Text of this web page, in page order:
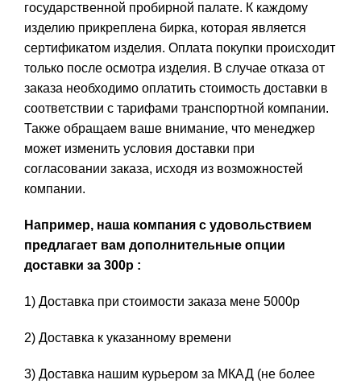
государственной пробирной палате. К каждому
изделию прикреплена бирка, которая является
сертификатом изделия. Оплата покупки происходит
только после осмотра изделия. В случае отказа от
заказа необходимо оплатить стоимость доставки в
соответствии с тарифами транспортной компании.
Также обращаем ваше внимание, что менеджер
может изменить условия доставки при
согласовании заказа, исходя из возможностей
компании.
Например, наша компания с удовольствием
предлагает вам дополнительные опции
доставки за 300р :
1) Доставка при стоимости заказа мене 5000р
2) Доставка к указанному времени
3) Доставка нашим курьером за МКАД (не более